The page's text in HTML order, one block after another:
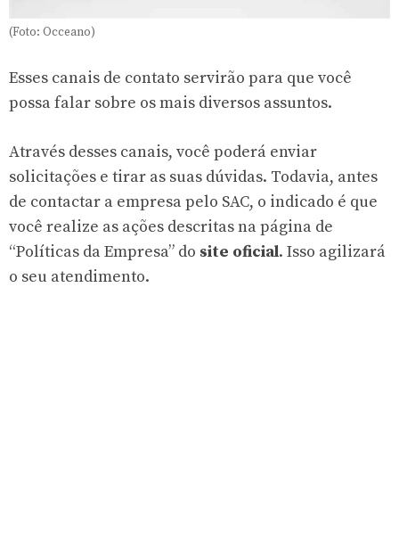
(Foto: Occeano)
Esses canais de contato servirão para que você
possa falar sobre os mais diversos assuntos.
Através desses canais, você poderá enviar
solicitações e tirar as suas dúvidas. Todavia, antes
de contactar a empresa pelo SAC, o indicado é que
você realize as ações descritas na página de
“Políticas da Empresa” do site oficial. Isso agilizará
o seu atendimento.